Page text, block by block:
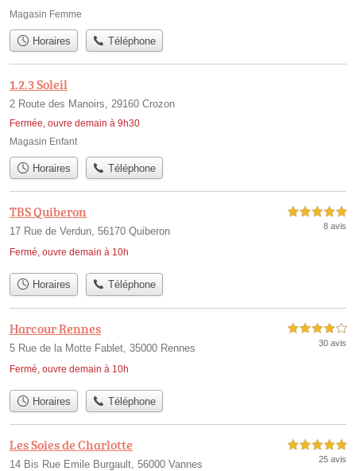
Magasin Femme
Horaires Téléphone
1.2.3 Soleil
2 Route des Manoirs, 29160 Crozon
Fermée, ouvre demain à 9h30
Magasin Enfant
Horaires Téléphone
TBS Quiberon
17 Rue de Verdun, 56170 Quiberon
Fermé, ouvre demain à 10h
5,0 étoiles sur 5
8 avis
Horaires Téléphone
Harcour Rennes
5 Rue de la Motte Fablet, 35000 Rennes
Fermé, ouvre demain à 10h
4,0 étoiles sur 5
30 avis
Horaires Téléphone
Les Soies de Charlotte
14 Bis Rue Emile Burgault, 56000 Vannes
5,0 étoiles sur 5
25 avis